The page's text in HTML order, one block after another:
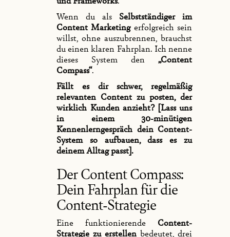
Wenn du als Selbstständiger im
Content Marketingerfolgreich sein
willst, ohne auszubrennen, brauchst
du einen klaren Fahrplan. Ich nenne
dieses System den „Content
Compass“.
Fällt es dir schwer, regelmäßig
relevanten Content zu posten, der
wirklich Kunden anzieht? [Lass uns
in einem 30-minütigen
Kennenlerngespräch dein Content-
System so aufbauen, dass es zu
deinem Alltag passt].
Der Content Compass:
Dein Fahrplan für die
Content-Strategie
Eine funktionierende Content-
Strategie zu erstellen bedeutet, drei